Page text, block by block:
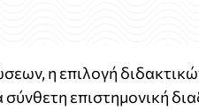
η επιλογή
επιστημονική